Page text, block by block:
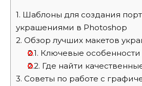
1. Шаблоны для создания
украшениями в Photoshop
2. Обзор лучших макетов
2.1. Ключевые
2.2. Где найти
3. Советы по работе с